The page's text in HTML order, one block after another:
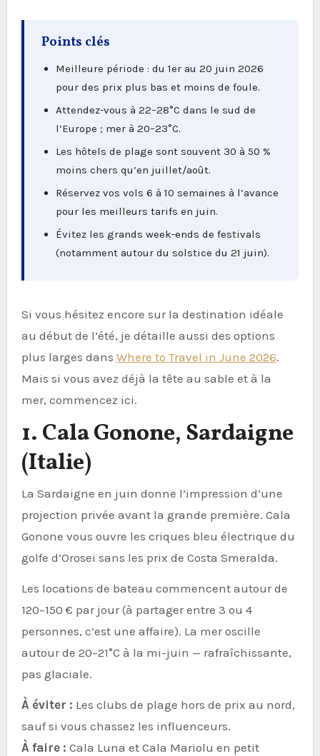
Points clés
Meilleure période : du 1er au 20 juin 2026
pour des prix plus bas et moins de foule.
Attendez-vous à 22–28°C dans le sud de
l’Europe ; mer à 20–23°C.
Les hôtels de plage sont souvent 30 à 50 %
moins chers qu’en juillet/août.
Réservez vos vols 6 à 10 semaines à l’avance
pour les meilleurs tarifs en juin.
Évitez les grands week-ends de festivals
(notamment autour du solstice du 21 juin).
Si vous hésitez encore sur la destination idéale
au début de l’été, je détaille aussi des options
plus larges dans Where to Travel in June 2026.
Mais si vous avez déjà la tête au sable et à la
mer, commencez ici.
1. Cala Gonone, Sardaigne
(Italie)
La Sardaigne en juin donne l’impression d’une
projection privée avant la grande première. Cala
Gonone vous ouvre les criques bleu électrique du
golfe d’Orosei sans les prix de Costa Smeralda.
Les locations de bateau commencent autour de
120–150 € par jour (à partager entre 3 ou 4
personnes, c’est une affaire). La mer oscille
autour de 20–21°C à la mi-juin — rafraîchissante,
pas glaciale.
À éviter : Les clubs de plage hors de prix au nord,
sauf si vous chassez les influenceurs.
À faire : Cala Luna et Cala Mariolu en petit